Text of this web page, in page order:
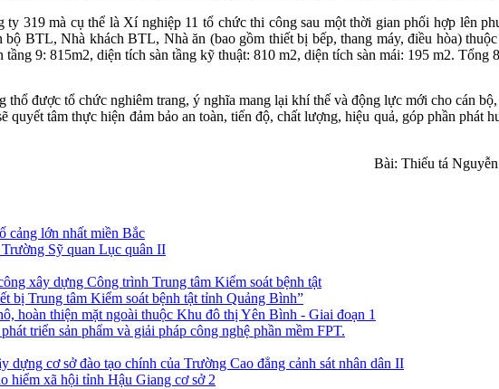
mà cụ thể là Xí nghiệp 11 tổ chức thi công sau một thời gian phối hợp lên
BTL, Nhà khách BTL, Nhà ăn (bao gồm thiết bị bếp, thang máy, điều hòa)
9: 815m2, diện tích sàn tầng kỹ thuật: 810 m2, diện tích sàn mái: 195 m2.
được tổ chức nghiêm trang, ý nghĩa mang lại khí thế và động lực mới cho cán
tâm thực hiện đảm bảo an toàn, tiến độ, chất lượng, hiệu quả, góp phần phát
Bài: Thiếu tá
cảng lớn nhất miền Bắc
Sỹ quan Lục quân II
xây dựng Công trình Trung tâm Kiểm soát bệnh tật
bị Trung tâm Kiểm soát bệnh tật tỉnh Quảng Bình”
hoàn thiện mặt ngoài thuộc Khu đô thị Yên Bình - Giai đoạn 1
triển sản phẩm và giải pháp công nghệ phần mềm FPT.
cơ sở đào tạo chính của Trường Cao đẳng cảnh sát nhân dân II
hiểm xã hội tỉnh Hậu Giang cơ sở 2